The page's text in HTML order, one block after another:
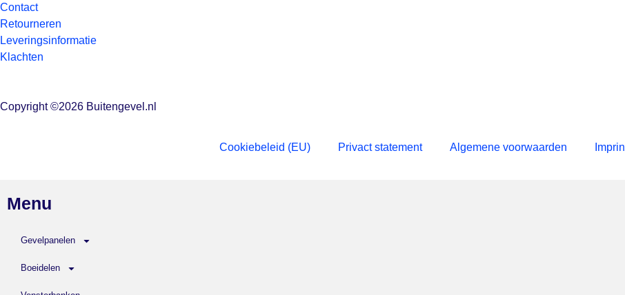
Contact
Retourneren
Leveringsinformatie
Klachten
Copyright ©2026 Buitengevel.nl
Cookiebeleid (EU) Privact statement Algemene voorwaarden
Menu
Gevelpanelen
Boeidelen